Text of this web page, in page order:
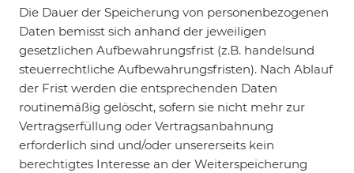
Die Dauer der Speicherung von personenbezogenen
Daten bemisst sich anhand der jeweiligen
gesetzlichen Aufbewahrungsfrist (z.B. handelsund
steuerrechtliche Aufbewahrungsfristen). Nach Ablauf
der Frist werden die entsprechenden Daten
routinemäßig gelöscht, sofern sie nicht mehr zur
Vertragserfüllung oder Vertragsanbahnung
erforderlich sind und/oder unsererseits kein
berechtigtes Interesse an der Weiterspeicherung